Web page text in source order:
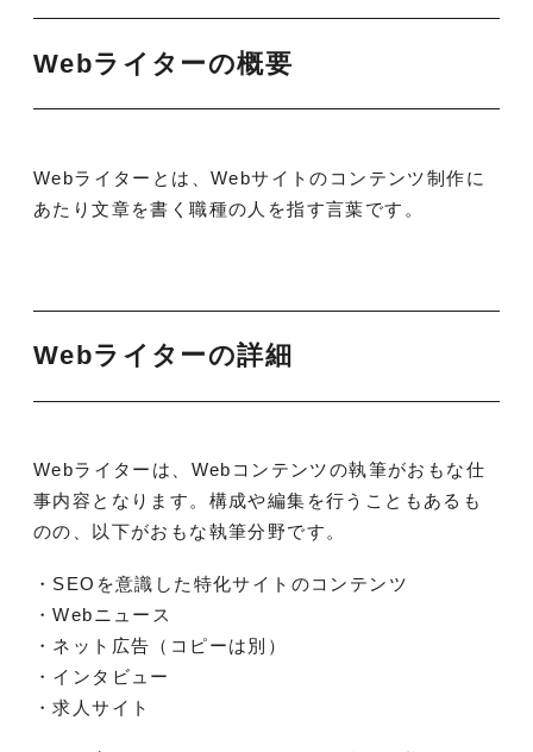
Webライターの概要
Webライターとは、Webサイトのコンテンツ制作に
あたり文章を書く職種の人を指す言葉です。
Webライターの詳細
Webライターは、Webコンテンツの執筆がおもな仕
事内容となります。構成や編集を行うこともあるも
のの、以下がおもな執筆分野です。
・SEOを意識した特化サイトのコンテンツ
・Webニュース
・ネット広告（コピーは別）
・インタビュー
・求人サイト